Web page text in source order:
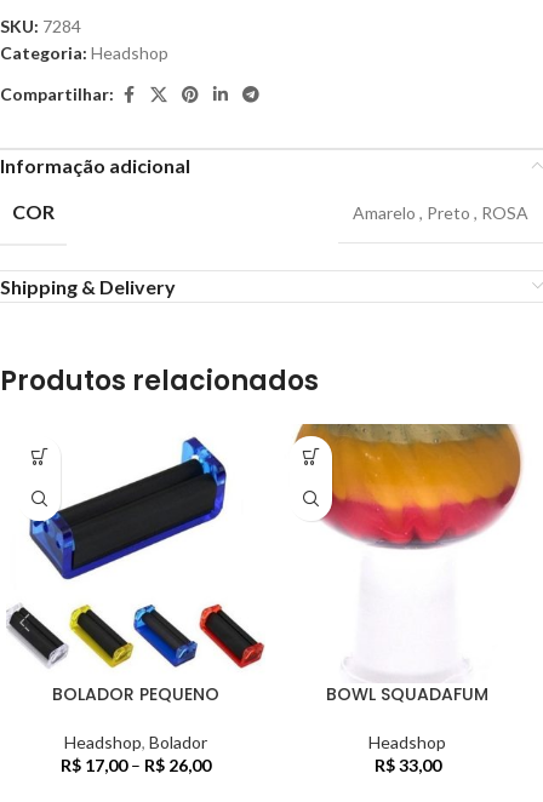
SKU: 7284
Categoria: Headshop
Compartilhar:
Informação adicional
COR
Amarelo , Preto , ROSA
Shipping & Delivery
Produtos relacionados
BOLADOR PEQUENO
Headshop, Bolador
R$ 17,00 – R$ 26,00
BOWL SQUADAFUM
Headshop
R$33,00